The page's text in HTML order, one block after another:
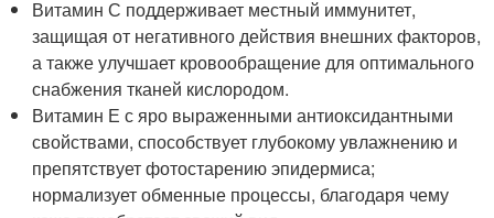
Витамин С поддерживает местный иммунитет,
защищая от негативного действия внешних факторов,
а также улучшает кровообращение для оптимального
снабжения тканей кислородом.
Витамин Е с яро выраженными антиоксидантными
свойствами, способствует глубокому увлажнению и
препятствует фотостарению эпидермиса;
нормализует обменные процессы, благодаря чему